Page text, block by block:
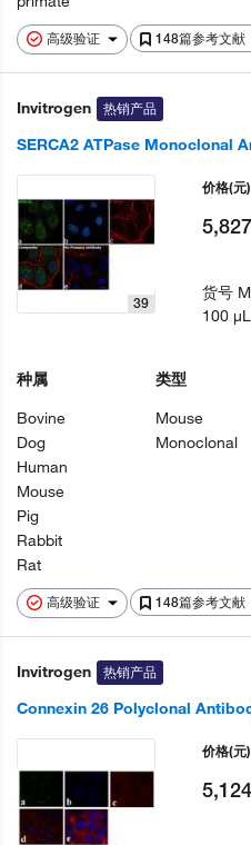
高级验证 148篇参考文献
Invitrogen 热销产品
SERCA2 ATPase Monoclonal
高级验证 148篇参考文献
39
种属
Bovine
Dog
Human
Mouse
Pig
Rabbit
Rat
类型
Mouse
Monoclonal
价格(元)
货号
100 µL
Invitrogen 热销产品
Connexin 26 Polyclonal
价格(元)